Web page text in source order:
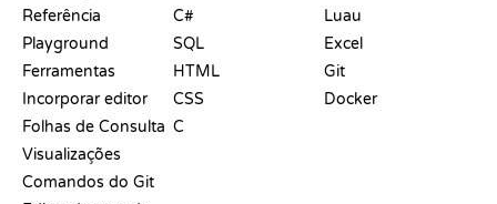
Referência
Playground
Ferramentas
Incorporar editor
Folhas de Consulta
Visualizações
Comandos do Git
C#
SQL
HTML
CSS
C
Luau
Excel
Git
Docker